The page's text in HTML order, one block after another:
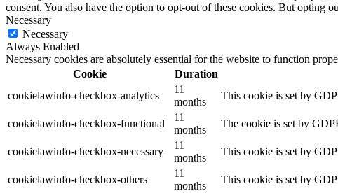
consent. You also have the option to opt-out of these cookies. But opting
Necessary
Necessary
Always Enabled
Necessary cookies are absolutely essential for the website to function
Cookie
Duration
cookielawinfo-checkbox-analytics
11
months
This cookie is set by
cookielawinfo-checkbox-functional
11
months
The cookie is set by
cookielawinfo-checkbox-necessary
11
months
This cookie is set by
cookielawinfo-checkbox-others
11
months
This cookie is set by